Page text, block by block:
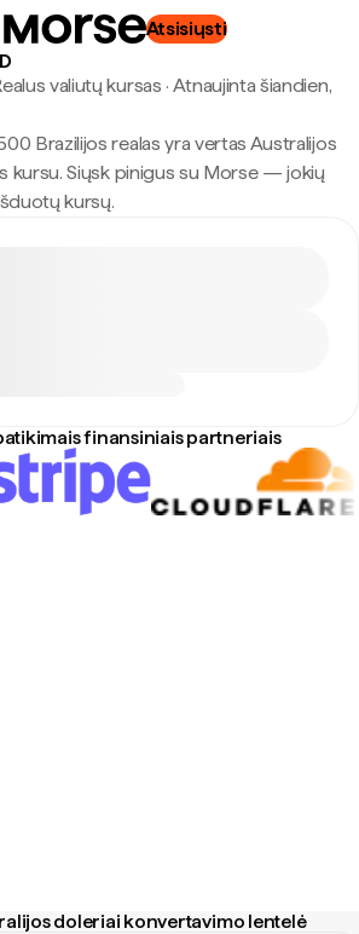
Atsisiųsti
valiutų kursas · Atnaujinta šiandien,
Brazilijos realas yra vertas Australijos
kursu. Siųsk pinigus su Morse — jokių
kursų.
finansiniais partneriais
doleriai konvertavimo lentelė